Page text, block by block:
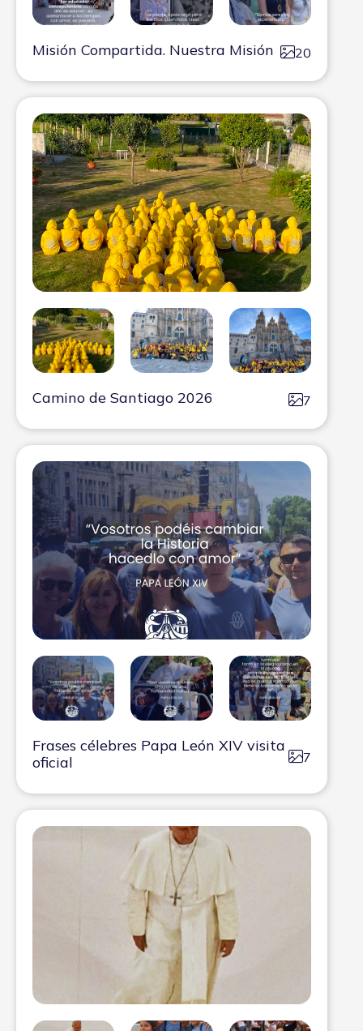
Misión Compartida. Nuestra Misión 20
Camino de Santiago 2026 7
Frases célebres Papa León XIV visita
oficial
7